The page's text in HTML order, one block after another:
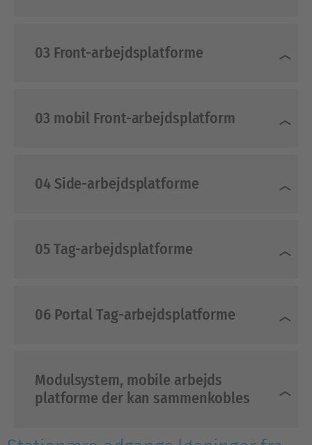
03 Front-arbejdsplatforme
03 mobil Front-arbejdsplatform
04 Side-arbejdsplatforme
05 Tag-arbejdsplatforme
06 Portal Tag-arbejdsplatforme
Modulsystem, mobile arbejds
platforme der kan sammenkobles